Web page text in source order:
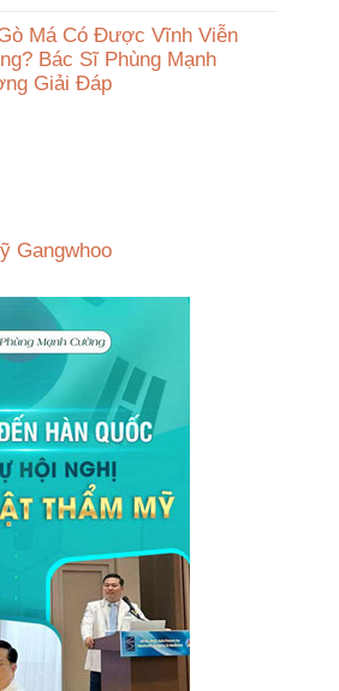
Má Có Được Vĩnh Viễn
Bác Sĩ Phùng Mạnh
Giải Đáp
Gangwhoo